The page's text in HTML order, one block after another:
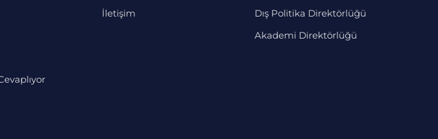
İletişim
Dış Politika Direktörlüğü
Akademi Direktörlüğü